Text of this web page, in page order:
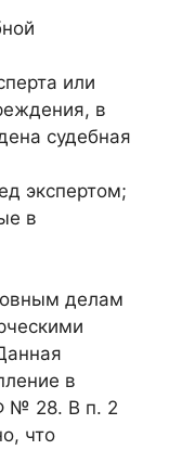
или
в
судебная
экспертом;
в
делам
в
№ 28. В п. 2
что